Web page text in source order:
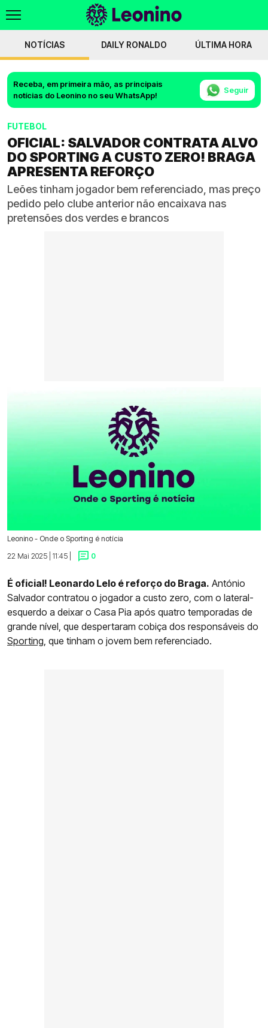
NOTÍCIAS DAILY RONALDO ÚLTIMA HORA
Receba, em primeira mão, as principais
notícias do Leonino no seu WhatsApp!
Seguir
FUTEBOL
OFICIAL: SALVADOR CONTRATA ALVO
DO SPORTING A CUSTO ZERO! BRAGA
APRESENTA REFORÇO
Leões tinham jogador bem referenciado, mas preço
pedido pelo clube anterior não encaixava nas
pretensões dos verdes e brancos
Leonino - Onde o Sporting é notícia
22 Mai 2025 | 11:45 |
0
É oficial! Leonardo Lelo é reforço do Braga. António
Salvador contratou o jogador a custo zero, com o lateral-
esquerdo a deixar o Casa Pia após quatro temporadas de
grande nível, que despertaram cobiça dos responsáveis do
Sporting, que tinham o jovem bem referenciado.